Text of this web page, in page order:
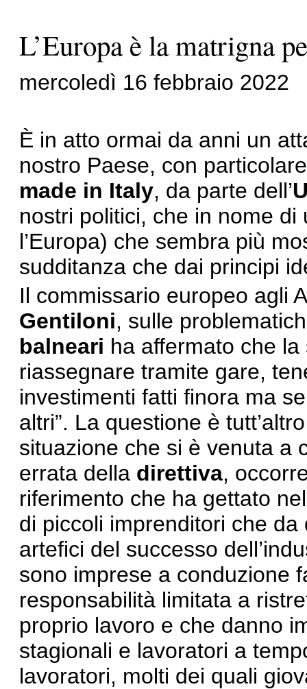
L’Europa è la matrigna
mercoledì 16 febbraio 2022
È in atto ormai da anni un
nostro Paese, con
made in Italy, da parte dell’
nostri politici, che in nome
l’Europa) che sembra più
sudditanza che dai principi
Il commissario europeo agli
Gentiloni, sulle
balneari ha affermato che
riassegnare tramite gare,
investimenti fatti finora ma
altri”. La questione è
situazione che si è venuta a
errata della direttiva,
riferimento che ha gettato
di piccoli imprenditori che
artefici del successo
sono imprese a conduzione
responsabilità limitata a
proprio lavoro e che danno
stagionali e lavoratori a
lavoratori, molti dei quali